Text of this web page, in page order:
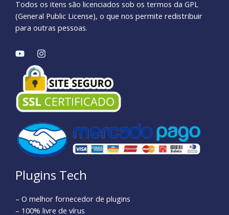
Todos os itens são licenciados sob os termos da GPL
(General Public License), o que nos permite redistribuir
para outras pessoas.
Plugins Tech
– O melhor fornecedor de plugins
– 100% livre de vírus